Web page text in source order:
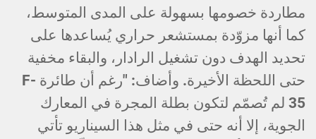
مطاردة خصومها بسهولة على المدى المتوسط،
كما أنها مزوّدة بمستشعر حراري يُساعدها على
تحديد الهدف دون تشغيل الرادار، والبقاء مخفية
حتى اللحظة الأخيرة. وأضاف: "رغم أن طائرة F-
35 لم تُصمّم لتكون بطلة المجرة في المعارك
الجوية، إلا أنه حتى في مثل هذا السيناريو تأتي